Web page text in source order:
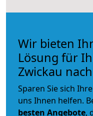
Wir bieten
Lösung für
Zwickau
Sparen Sie sich
uns Ihnen helfen.
besten Angebote,